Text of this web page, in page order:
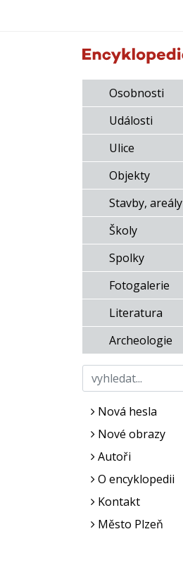
Osobnosti
Události
Ulice
Objekty
Stavby, areály
Školy
Spolky
Fotogalerie
Literatura
Archeologie
Nová hesla
Nové obrazy
Autoři
O encyklopedii
Kontakt
Město Plzeň